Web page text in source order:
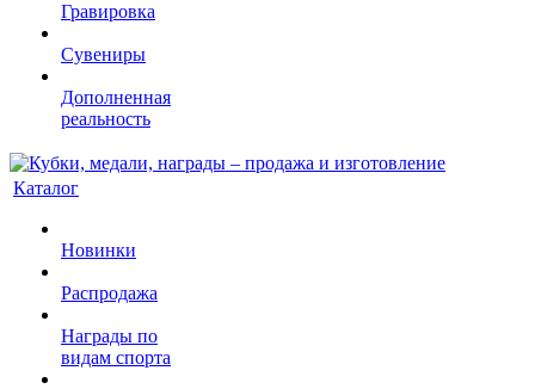
Гравировка
Сувениры
Дополненная
реальность
Каталог
Новинки
Распродажа
Награды по
видам спорта